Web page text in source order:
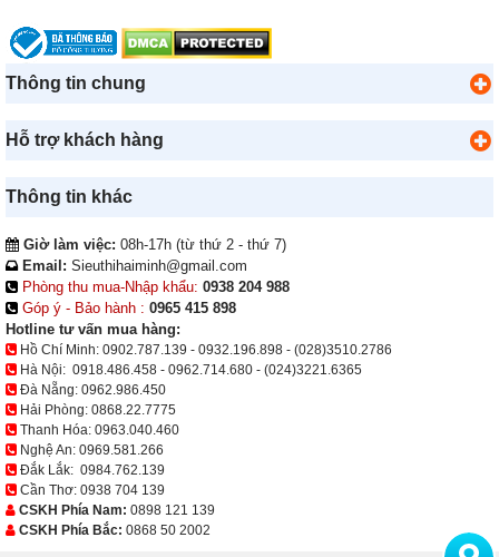
Thông tin chung
Hỗ trợ khách hàng
Thông tin khác
Giờ làm việc: 08h-17h (từ thứ 2 - thứ 7)
Email: Sieuthihaiminh@gmail.com
Phòng thu mua-Nhập khẩu: 0938 204 988
Góp ý - Bảo hành : 0965 415 898
Hotline tư vấn mua hàng:
Hồ Chí Minh: 0902.787.139 - 0932.196.898 - (028)3510.2786
Hà Nội: 0918.486.458 - 0962.714.680 - (024)3221.6365
Đà Nẵng: 0962.986.450
Hải Phòng: 0868.22.7775
Thanh Hóa: 0963.040.460
Nghệ An: 0969.581.266
Đắk Lắk: 0984.762.139
Cần Thơ: 0938 704 139
CSKH Phía Nam: 0898 121 139
CSKH Phía Bắc: 0868 50 2002